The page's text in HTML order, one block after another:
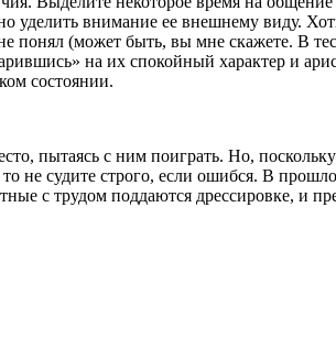
уделить внимание ее внешнему виду.
(может быть, вы мне скажете. В
на их спокойный характер и
состоянии.
пытаясь с ним поиграть. Но,
не судите строго, если ошибся. В
с трудом поддаются дрессировке, и